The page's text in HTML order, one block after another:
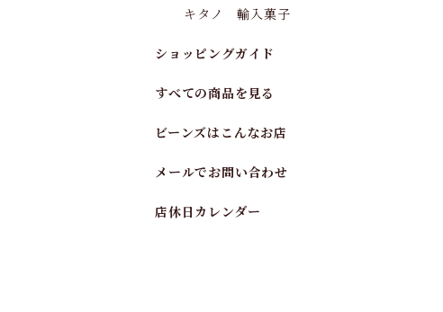
キタノ 輸入菓子
ショッピングガイド
すべての商品を見る
ビーンズはこんなお店
メールでお問い合わせ
店休日カレンダー